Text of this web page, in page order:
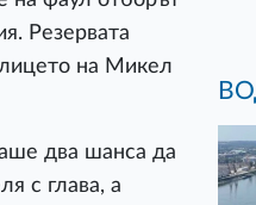
Резервата
на Микел
два шанса да
с глава, а